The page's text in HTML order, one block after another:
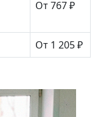
От 767 ₽
От 1 205 ₽